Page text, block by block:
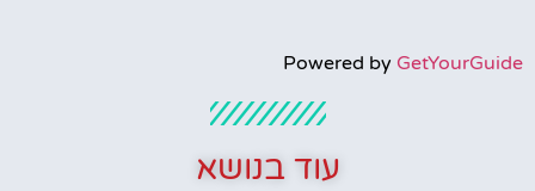
Powered by GetYourGuide
עוד בנושא